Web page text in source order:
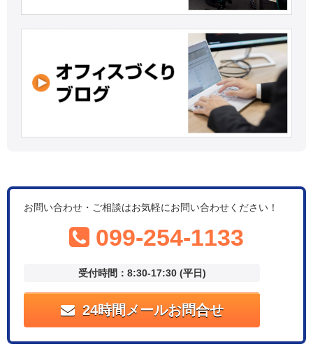
お問い合わせ・ご相談はお気軽にお問い合わせください！
099-254-1133
受付時間：8:30-17:30 (平日)
24時間メールお問合せ